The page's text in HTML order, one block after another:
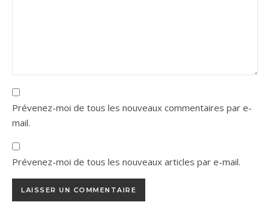
Prévenez-moi de tous les nouveaux commentaires par e-
mail.
Prévenez-moi de tous les nouveaux articles par e-mail.